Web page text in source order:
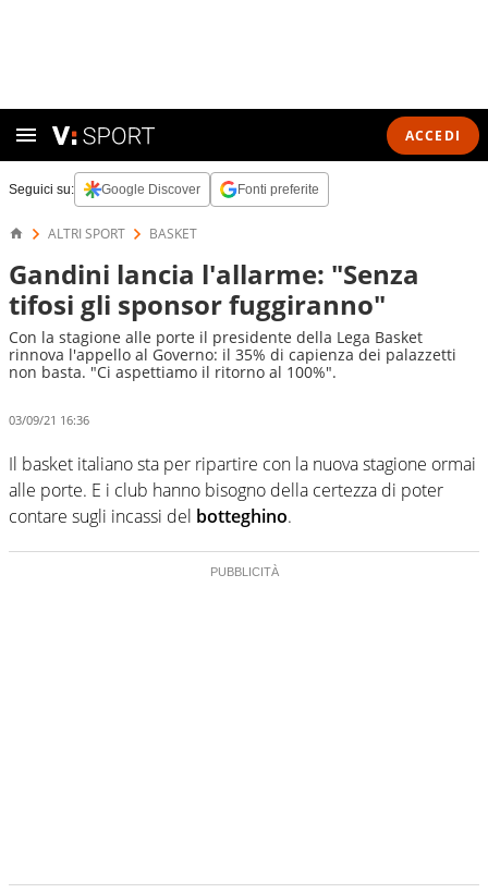
ACCEDI
Seguici su: Google Discover Fonti preferite
ALTRI SPORT BASKET
Gandini lancia l'allarme: "Senza
tifosi gli sponsor fuggiranno"
Con la stagione alle porte il presidente della Lega Basket
rinnova l'appello al Governo: il 35% di capienza dei palazzetti
non basta. "Ci aspettiamo il ritorno al 100%".
03/09/21 16:36
Il basket italiano sta per ripartire con la nuova stagione ormai
alle porte. E i club hanno bisogno della certezza di poter
contare sugli incassi del botteghino.